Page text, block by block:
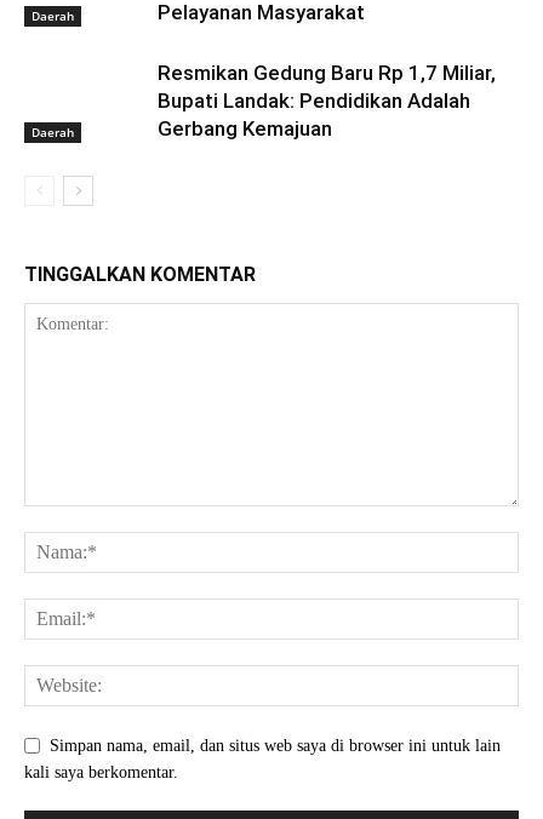
Daerah
Pelayanan Masyarakat
Daerah
Resmikan Gedung Baru Rp 1,7 Miliar,
Bupati Landak: Pendidikan Adalah
Gerbang Kemajuan
TINGGALKAN KOMENTAR
Simpan nama, email, dan situs web saya di browser ini untuk lain
kali saya berkomentar.